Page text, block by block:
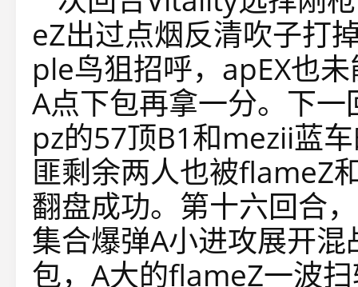
eZ出过点烟反清吹子打
ple鸟狙招呼，apEX也
A点下包再拿一分。下
pz的57顶B1和mezii蓝
匪剩余两人也被flameZ
翻盘成功。第十六回合
集合爆弹A小进攻展开
包，A大的flameZ一波